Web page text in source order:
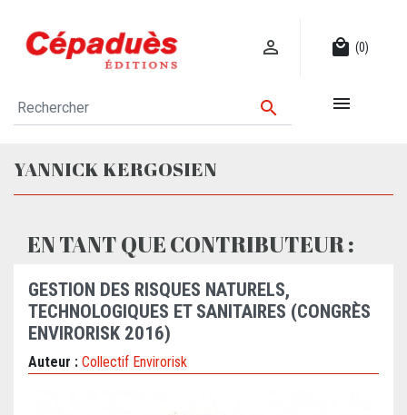
 local_mall (0)
 
YANNICK KERGOSIEN
EN TANT QUE CONTRIBUTEUR :
GESTION DES RISQUES NATURELS,
TECHNOLOGIQUES ET SANITAIRES (CONGRÈS
ENVIRORISK 2016)
Auteur : Collectif Envirorisk